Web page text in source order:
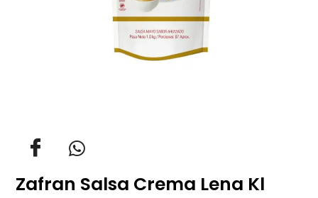
Zafran Salsa Crema Lena Kl